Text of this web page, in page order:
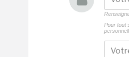
Pour tout